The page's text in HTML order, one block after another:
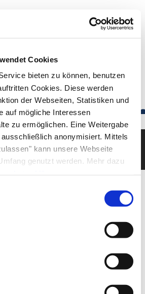
Cookies
bieten zu können, benutzen
Cookies. Diese werden
der Webseiten, Statistiken und
auf mögliche Interessen
zu ermöglichen. Eine Weitergabe
anonymisiert. Mittels
kann unsere Webseite
genutzt werden. Mehr dazu
.
20